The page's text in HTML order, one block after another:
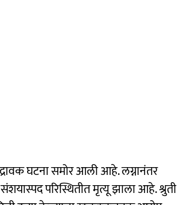
घटना समोर आली आहे. लग्नानंतर
परिस्थितीत मृत्यू झाला आहे. श्रुती